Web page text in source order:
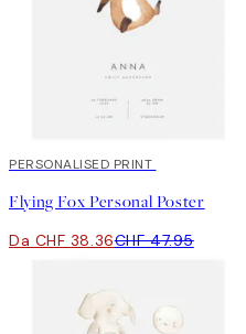
20%*
PERSONALISED PRINT
Flying Fox Personal Poster
Da CHF 38.36CHF 47.95